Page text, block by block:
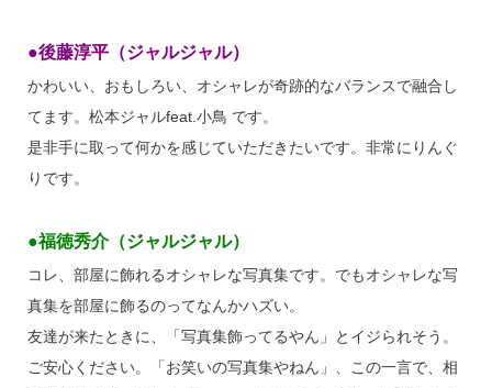
●後藤淳平（ジャルジャル）
かわいい、おもしろい、オシャレが奇跡的なバランスで融合し
てます。松本ジャルfeat.小鳥 です。
是非手に取って何かを感じていただきたいです。非常にりんぐ
りです。
●福徳秀介（ジャルジャル）
コレ、部屋に飾れるオシャレな写真集です。でもオシャレな写
真集を部屋に飾るのってなんかハズい。
友達が来たときに、「写真集飾ってるやん」とイジられそう。
ご安心ください。「お笑いの写真集やねん」、この一言で、相